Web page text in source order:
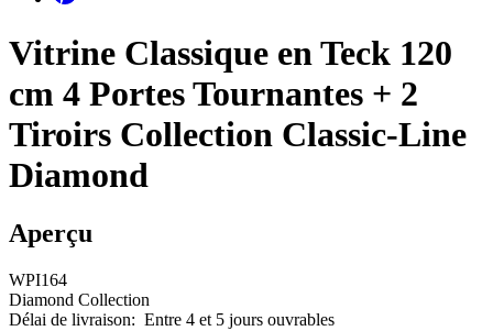
Vitrine Classique en Teck 120
cm 4 Portes Tournantes + 2
Tiroirs Collection Classic-Line
Diamond
Aperçu
WPI164
Diamond Collection
Délai de livraison: Entre 4 et 5 jours ouvrables